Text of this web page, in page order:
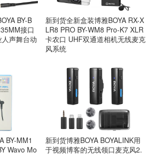
BY-B
接口
声舞台动
新到货全新盒装博雅BOYA RX-X
LR8 PRO BY-WM8 Pro-K7 XLR
卡农口 UHF双通道相机无线麦克
风系统
BY-MM1
Wavo Mo
新到货博雅BOYA BOYALINK用
于视频博客的无线领口麦克风2.